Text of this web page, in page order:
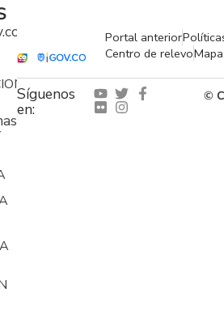
Portal anterior
Centro de relevo
Síguenos
en:
©